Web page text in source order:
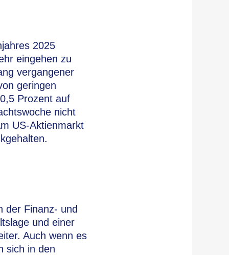
2025
eingehen zu
vergangener
geringen
Prozent auf
nicht
US-Aktienmarkt
der Finanz- und
und einer
Auch wenn es
sich in den